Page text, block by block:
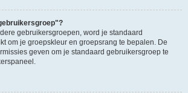
gebruikersgroepen, word je standaard
om je groepskleur en groepsrang te bepalen. De
geven om je standaard gebruikersgroep te